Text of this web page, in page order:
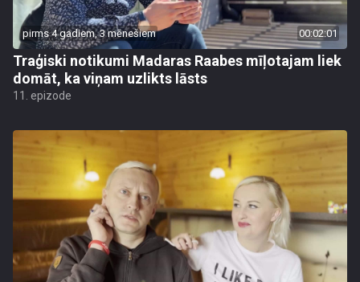
pirms 4 gadiem, 3 mēnešiem 00:02:01
Traģiski notikumi Madaras Raabes mīļotajam liek
domāt, ka viņam uzlikts lāsts
11. epizode